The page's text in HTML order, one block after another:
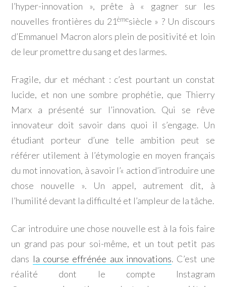
l’hyper-innovation », prête à « gagner sur les
nouvelles frontières du 21èmesiècle » ? Un discours
d’Emmanuel Macron alors plein de positivité et loin
de leur promettre du sang et des larmes.
Fragile, dur et méchant : c’est pourtant un constat
lucide, et non une sombre prophétie, que Thierry
Marx a présenté sur l’innovation. Qui se rêve
innovateur doit savoir dans quoi il s’engage. Un
étudiant porteur d’une telle ambition peut se
référer utilement à l’étymologie en moyen français
du mot innovation, à savoir l’« action d’introduire une
chose nouvelle ». Un appel, autrement dit, à
l’humilité devant la difficulté et l’ampleur de la tâche.
Car introduire une chose nouvelle est à la fois faire
un grand pas pour soi-même, et un tout petit pas
dans la course effrénée aux innovations. C’est une
réalité dont le compte Instagram